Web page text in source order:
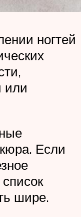
ногтей
или
Если
шире.